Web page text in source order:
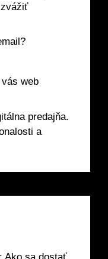
web
predajňa.
a
Ako sa dostať